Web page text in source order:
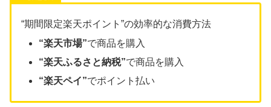
“期間限定楽天ポイント”の効率的な消費方法
“楽天市場”で商品を購入
“楽天ふるさと納税”で商品を購入
“楽天ペイ”でポイント払い